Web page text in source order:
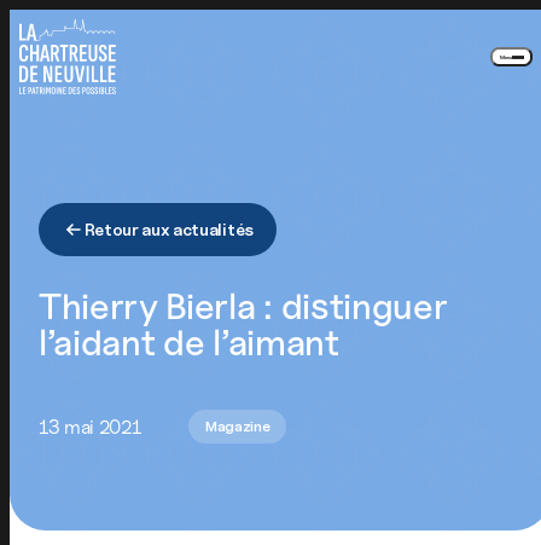
Menu
Retour aux actualités
Thierry Bierla : distinguer
l’aidant de l’aimant
13 mai 2021 Magazine
Panneau de gestion des cookies